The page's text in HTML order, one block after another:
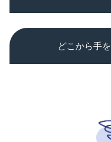
どこから手